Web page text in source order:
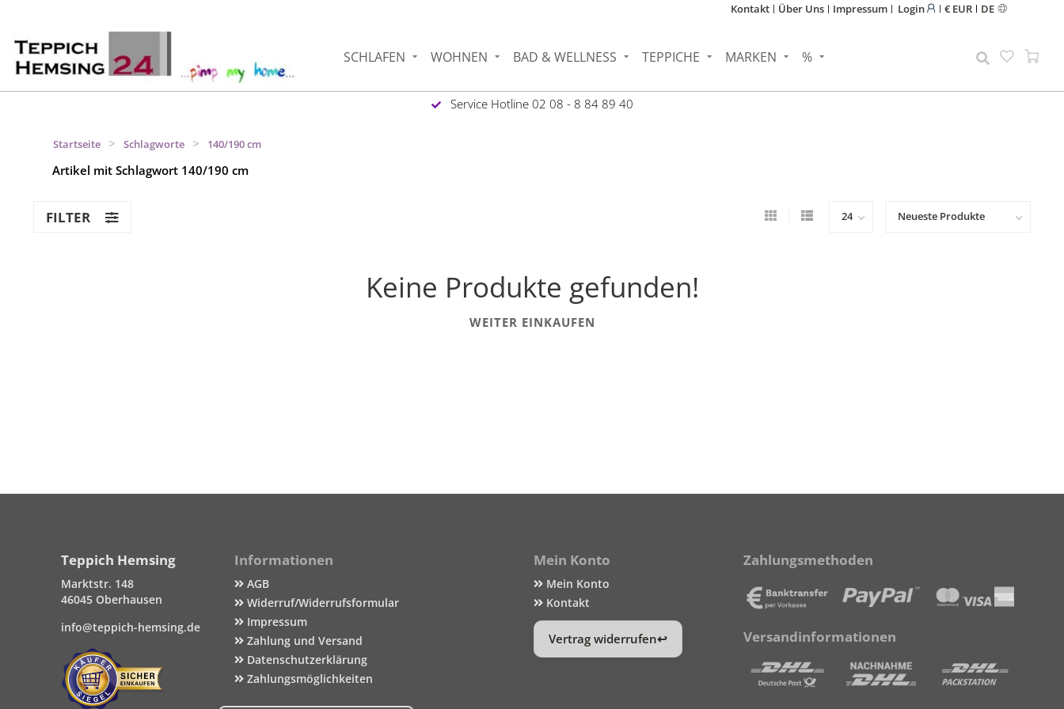
Kontakt Über Uns Impressum Login € EUR DE
SCHLAFEN WOHNEN BAD & WELLNESS TEPPICHE MARKEN %
Service Hotline 02 08 - 8 84 89 40
Startseite > Schlagworte > 140/190 cm
Artikel mit Schlagwort 140/190 cm
FILTER
Keine Produkte gefunden!
WEITER EINKAUFEN
Teppich Hemsing
Marktstr. 148
46045 Oberhausen
info@teppich-hemsing.de
Informationen
AGB
Widerruf/Widerrufsformular
Impressum
Zahlung und Versand
Datenschutzerklärung
Zahlungsmöglichkeiten
Mein Konto
Mein Konto
Kontakt
Vertrag widerrufen
Zahlungsmethoden
Versandinformationen